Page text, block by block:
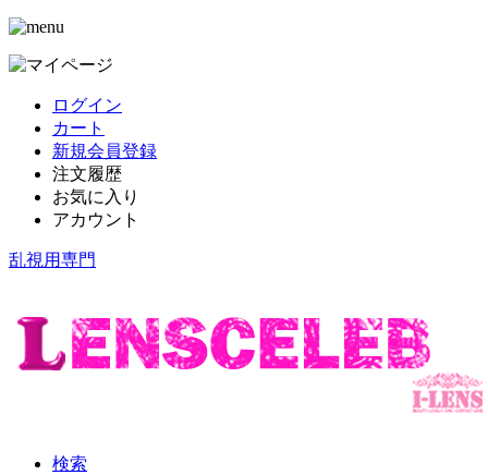
ログイン
カート
新規会員登録
注文履歴
お気に入り
アカウント
乱視用専門
検索